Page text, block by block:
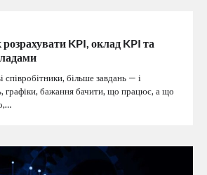
KPI, оклад KPI та
співробітники, більше завдань — і
графіки, бажання бачити, що працює, а що